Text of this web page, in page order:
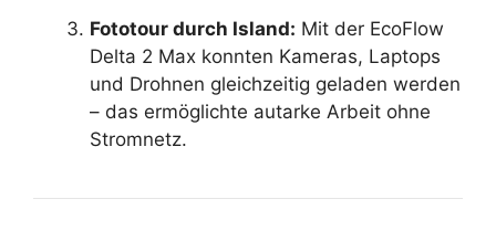
Fototour durch Island: Mit der EcoFlow
Delta 2 Max konnten Kameras, Laptops
und Drohnen gleichzeitig geladen werden
– das ermöglichte autarke Arbeit ohne
Stromnetz.